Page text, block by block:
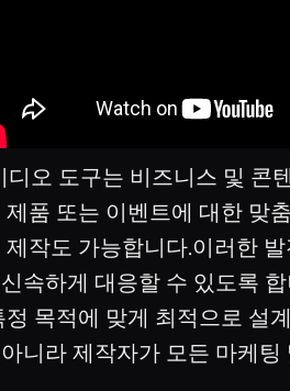
오 도구는 비즈니스 및
품 또는 이벤트에 대한 맞
작도 가능합니다.이러한
속하게 대응할 수 있도록
목적에 맞게 최적으로 설
니라 제작자가 모든 마케